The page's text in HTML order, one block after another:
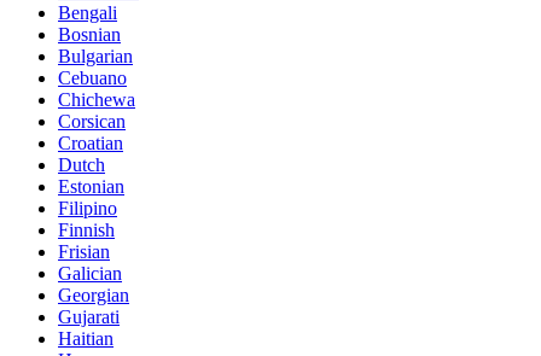
Bengali
Bosnian
Bulgarian
Cebuano
Chichewa
Corsican
Croatian
Dutch
Estonian
Filipino
Finnish
Frisian
Galician
Georgian
Gujarati
Haitian